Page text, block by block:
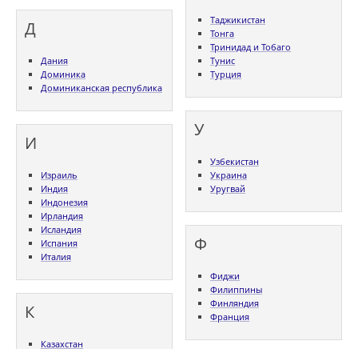
Д
Дания
Доминика
Доминиканская республика
И
Израиль
Индия
Индонезия
Ирландия
Исландия
Испания
Италия
К
Казахстан
Таджикистан
Тонга
Тринидад и Тобаго
Тунис
Турция
У
Узбекистан
Украина
Уругвай
Ф
Фиджи
Филиппины
Финляндия
Франция